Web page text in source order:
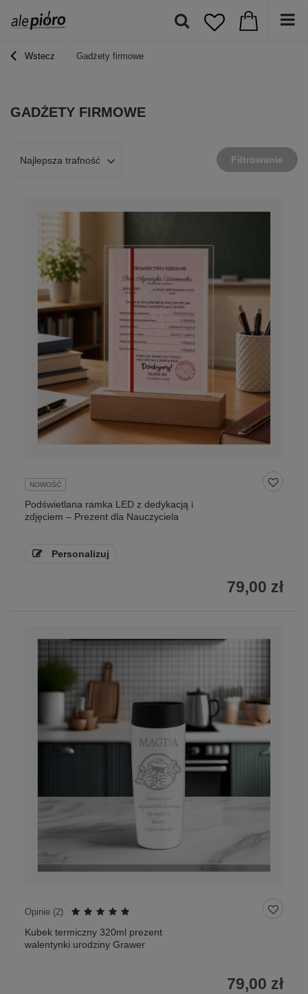
Wstecz Gadżety firmowe
GADŻETY FIRMOWE
Najlepsza trafność Filtrowanie
NOWOŚĆ
Podświetlana ramka LED z dedykacją i
zdjęciem – Prezent dla Nauczyciela
Personalizuj
79,00 zł
Opinie (2)
Kubek termiczny 320ml prezent
walentynki urodziny Grawer
79,00 zł